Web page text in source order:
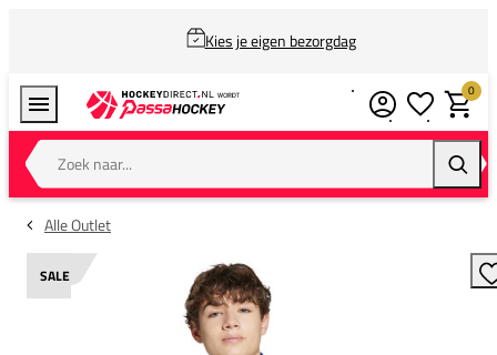
Kies je eigen bezorgdag
Zoek naar...
0
Alle Outlet
SALE